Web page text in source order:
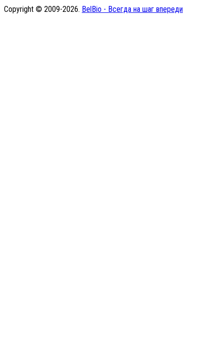
Copyright © 2009-2026. BelBio - Всегда на шаг впереди